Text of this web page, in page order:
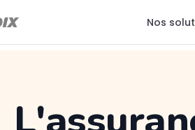
Nos
Roule serein, on s'occupe du reste